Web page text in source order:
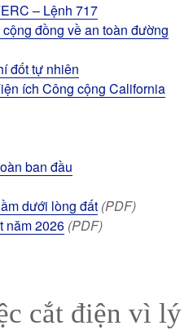
– Lệnh 717
đồng về an toàn đường
đốt tự nhiên
ích Công cộng California
ban đầu
dưới lòng đất (PDF)
năm 2026 (PDF)
cắt điện vì lý